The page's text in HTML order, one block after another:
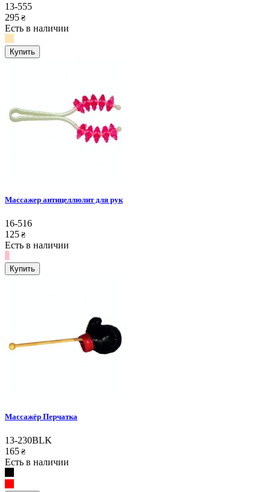
13-555
295 ₴
Есть в наличии
Купить
Массажер антицеллюлит для рук
16-516
125 ₴
Есть в наличии
Купить
Массажёр Перчатка
13-230BLK
165 ₴
Есть в наличии